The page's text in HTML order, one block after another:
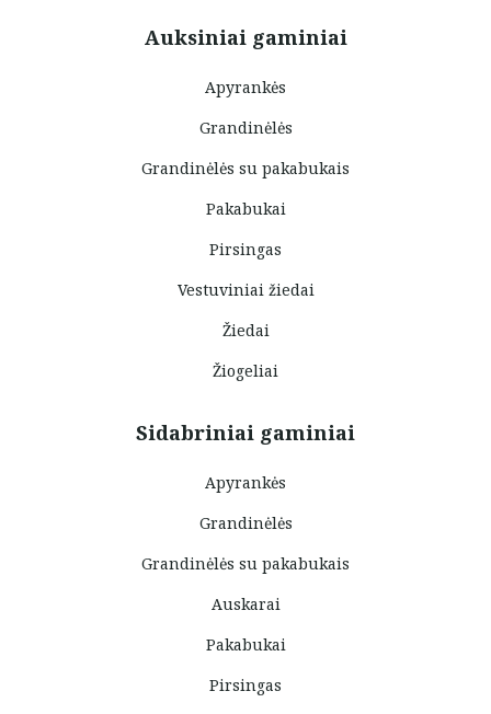
Auksiniai gaminiai
Apyrankės
Grandinėlės
Grandinėlės su pakabukais
Pakabukai
Pirsingas
Vestuviniai žiedai
Žiedai
Žiogeliai
Sidabriniai gaminiai
Apyrankės
Grandinėlės
Grandinėlės su pakabukais
Auskarai
Pakabukai
Pirsingas